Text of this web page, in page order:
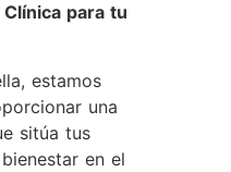
para tu
estamos
una
sitúa tus
en el